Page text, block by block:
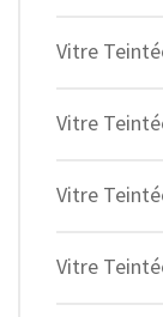
Vitre
Vitre
Vitre
Vitre